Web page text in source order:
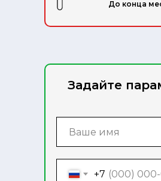
До конца
Задайте
+7